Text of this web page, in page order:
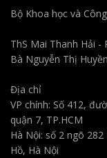
Bộ Khoa học và
ThS Mai Thanh Hải
Bà Nguyễn Thị
Địa chỉ
VP chính: Số 412,
quận 7, TP.HCM
Hà Nội: số 2 ngõ
Hồ, Hà Nội